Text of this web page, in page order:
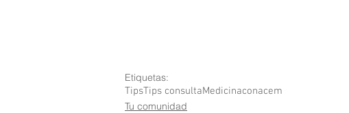
Etiquetas:
TipsTips consultaMedicinaconacem
Tu comunidad